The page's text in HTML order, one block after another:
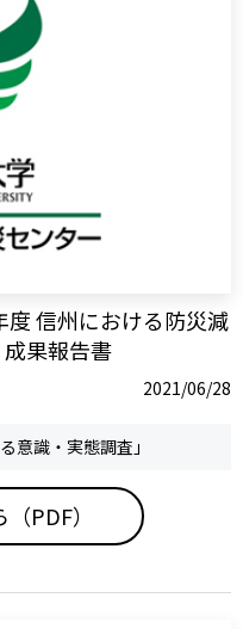
信州における防災減
果報告書
2021/06/28
意識・実態調査」
PDF）